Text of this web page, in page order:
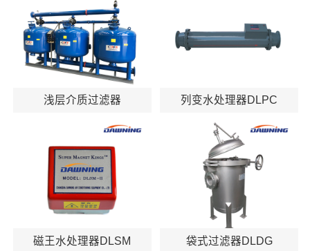
浅层介质过滤器 列变水处理器DLPC
磁王水处理器DLSM 袋式过滤器DLDG